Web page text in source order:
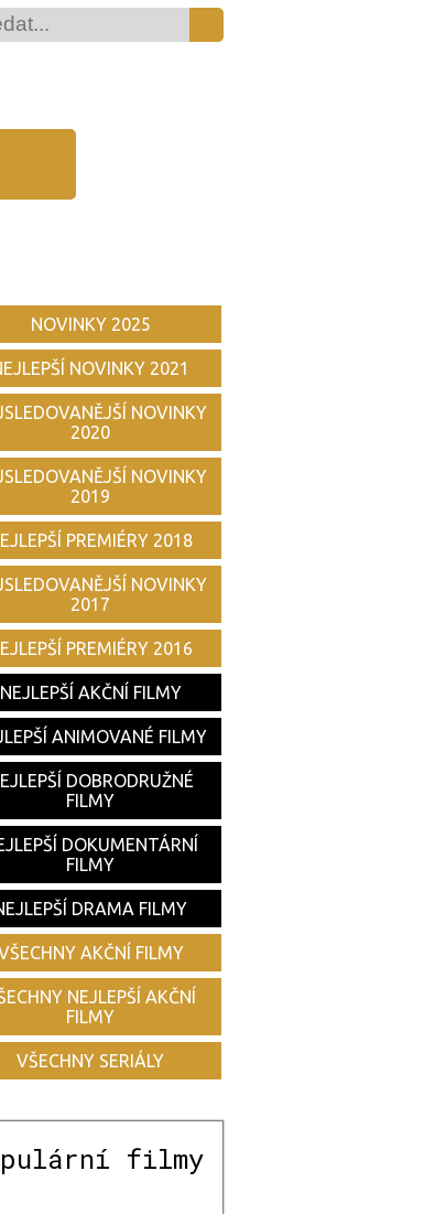
NOVINKY 2025
NOVINKY 2021
NOVINKY
2020
NOVINKY
2019
PREMIÉRY 2018
NOVINKY
2017
PREMIÉRY 2016
NEJLEPŠÍ AKČNÍ FILMY
ANIMOVANÉ FILMY
DOBRODRUŽNÉ
FILMY
DOKUMENTÁRNÍ
FILMY
DRAMA FILMY
AKČNÍ FILMY
NEJLEPŠÍ AKČNÍ
FILMY
VŠECHNY SERIÁLY
filmy